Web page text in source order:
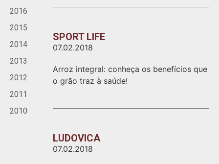
2016
2015
2014
2013
2012
2011
2010
SPORT LIFE
07.02.2018
Arroz integral: conheça os benefícios que
o grão traz à saúde!
LUDOVICA
07.02.2018